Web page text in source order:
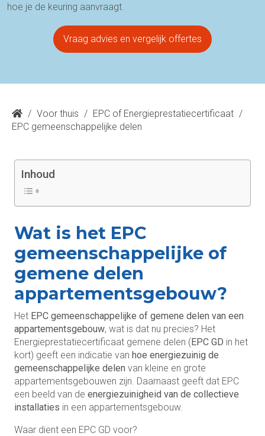
hoe je de keuring aanvraagt.
Vraag advies en vergelijk offertes
/ Voor thuis / EPC of Energieprestatiecertificaat /
EPC gemeenschappelijke delen
Inhoud
Wat is het EPC
gemeenschappelijke of
gemene delen
appartementsgebouw?
Het EPC gemeenschappelijke of gemene delen van een
appartementsgebouw, wat is dat nu precies? Het
Energieprestatiecertificaat gemene delen (EPC GD in het
kort) geeft een indicatie van hoe energiezuinig de
gemeenschappelijke delen van kleine en grote
appartementsgebouwen zijn. Daarnaast geeft dat EPC
een beeld van de energiezuinigheid van de collectieve
installaties in een appartementsgebouw.
Waar dient een EPC GD voor?